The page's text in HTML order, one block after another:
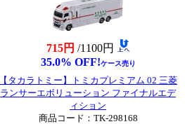
715円 /1100円
35.0% OFF!ケース売り
【タカラトミー】トミカプレミアム 02 三菱
ランサーエボリューション ファイナルエデ
ィション
商品コード：TK-298168